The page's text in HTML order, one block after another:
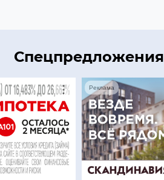
Спецпредложения
Реклама